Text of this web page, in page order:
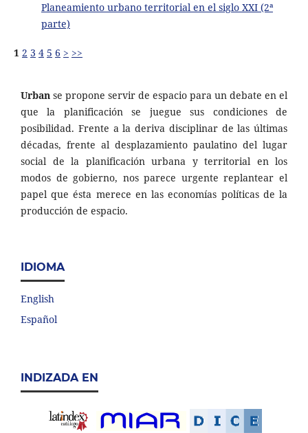
Planeamiento urbano territorial en el siglo XXI (2ª
parte)
1 2 3 4 5 6 > >>
Urban se propone servir de espacio para un debate en el
que la planificación se juegue sus condiciones de
posibilidad. Frente a la deriva disciplinar de las últimas
décadas, frente al desplazamiento paulatino del lugar
social de la planificación urbana y territorial en los
modos de gobierno, nos parece urgente replantear el
papel que ésta merece en las economías políticas de la
producción de espacio.
IDIOMA
English
Español
INDIZADA EN